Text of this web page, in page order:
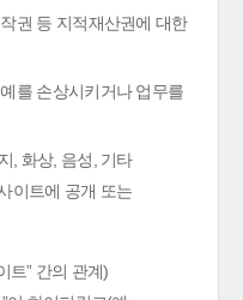
권 등 지적재산권에 대한
를 손상시키거나 업무를
, 화상, 음성, 기타
이트에 공개 또는
트” 간의 관계)